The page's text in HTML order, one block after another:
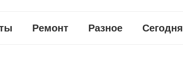
Ремонт Разное Сегодня